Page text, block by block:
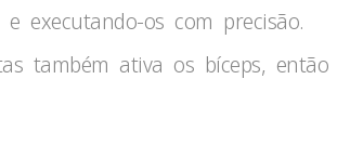
executando-os com precisão.
também ativa os bíceps, então